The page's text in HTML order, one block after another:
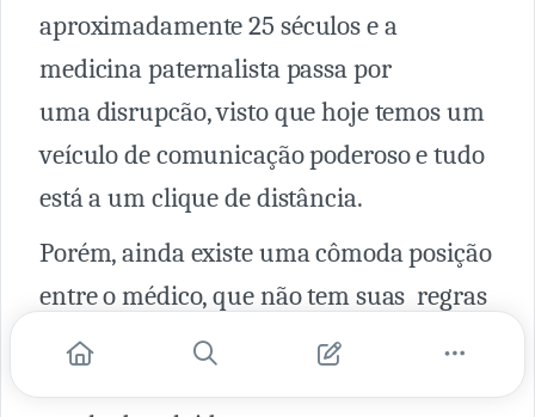
aproximadamente 25 séculos e a
medicina paternalista passa por
uma disrupcão, visto que hoje temos um
veículo de comunicação poderoso e tudo
está a um clique de distância.
Porém, ainda existe uma cômoda posição
entre o médico, que não tem suas regras
muitas vezes questionadas, e o paciente,